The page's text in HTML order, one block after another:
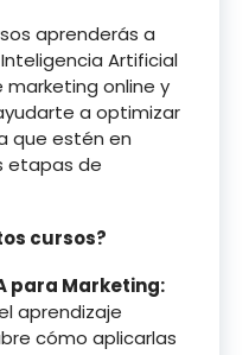
aprenderás a
Artificial
online y
a optimizar
que estén en
etapas de
cursos?
para Marketing:
aprendizaje
cómo aplicarlas